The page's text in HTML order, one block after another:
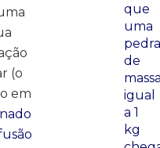
(o
em
que
uma
pedra
de
igual
a 1
kg